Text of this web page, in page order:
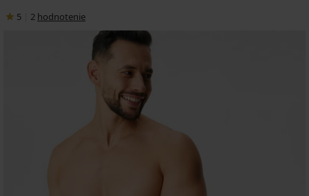
5 2 hodnotenie